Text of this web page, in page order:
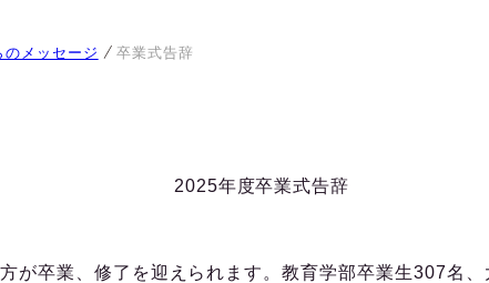
のメッセージ 卒業式告辞
2025年度卒業式告辞
が卒業、修了を迎えられます。教育学部卒業生307名